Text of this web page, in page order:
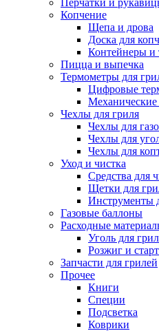
Перчатки и
Копчение
Щепа и дрова
Доска для
Контейнеры и
Пицца и выпечка
Термометры для
Цифровые
Чехлы для гриля
Чехлы для
Чехлы для
Чехлы для
Уход и чистка
Средства для
Щетки для
Инструменты
Газовые баллоны
Расходные
Уголь для
Розжиг и
Запчасти для грилей
Прочее
Книги
Специи
Подсветка
Коврики